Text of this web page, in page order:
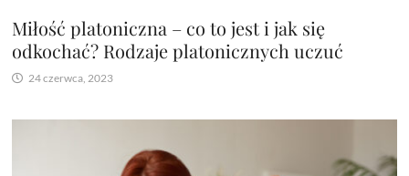
Miłość platoniczna – co to jest i jak się
odkochać? Rodzaje platonicznych uczuć
24 czerwca, 2023